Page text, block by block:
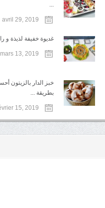
...
avril 29, 2019
غديوة خفيفة لذيذة و
mars 13, 2019
خبز الدار بالزيتون
بطريقة ...
15, 2019